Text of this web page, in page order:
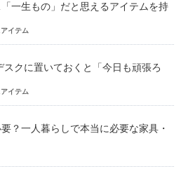
一生もの」だと思えるアイテムを持
イテム
スクに置いておくと「今日も頑張ろ
イテム
？一人暮らしで本当に必要な家具・